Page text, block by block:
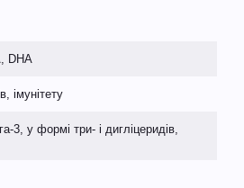
DHA
імунітету
3, у формі три- і дигліцеридів,